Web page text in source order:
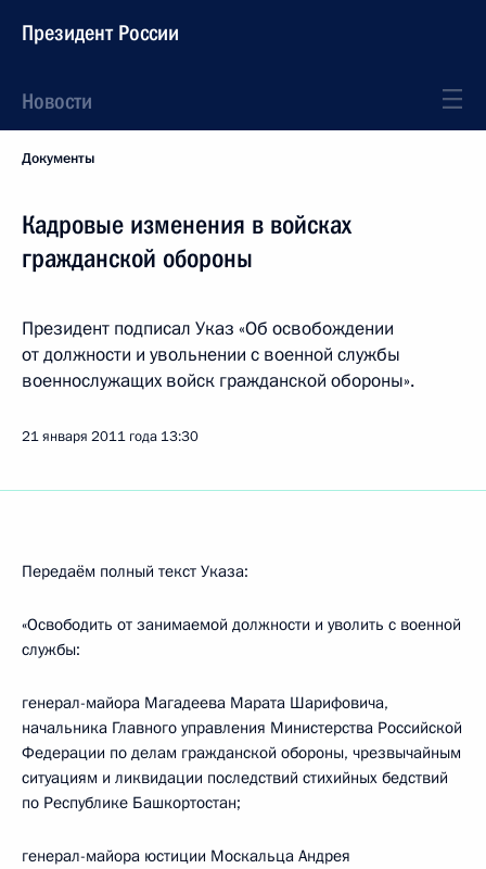
Президент России
Новости
Документы
Кадровые изменения в войсках
гражданской обороны
Президент подписал Указ «Об освобождении
от должности и увольнении с военной службы
военнослужащих войск гражданской обороны».
21 января 2011 года 13:30
Передаём полный текст Указа:
«Освободить от занимаемой должности и уволить с военной
службы:
генерал-майора Магадеева Марата Шарифовича,
начальника Главного управления Министерства Российской
Федерации по делам гражданской обороны, чрезвычайным
ситуациям и ликвидации последствий стихийных бедствий
по Республике Башкортостан;
генерал-майора юстиции Москальца Андрея